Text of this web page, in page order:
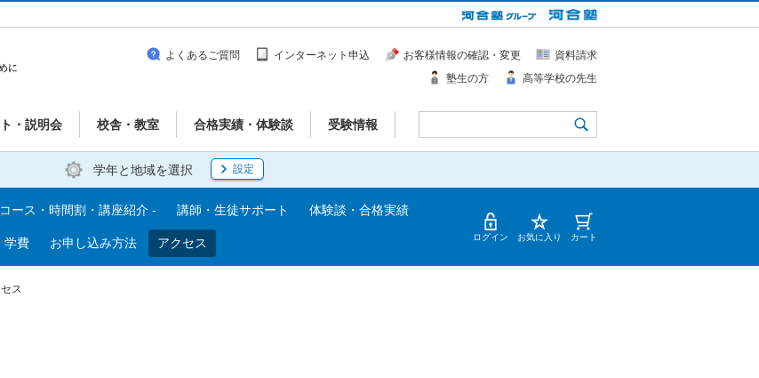
・説明会 校舎・教室 合格実績・体験談 受験情報
よくあるご質問 インターネット申込 お客様情報の確認・変更
資料請求
塾生の方
高等学校の先生
学年と地域を選択 設定
ース・時間割・講座紹介 - 講師・生徒サポート 体験談・合格実績
学費 お申し込み方法 アクセス ログイン お気に入り カート
ス